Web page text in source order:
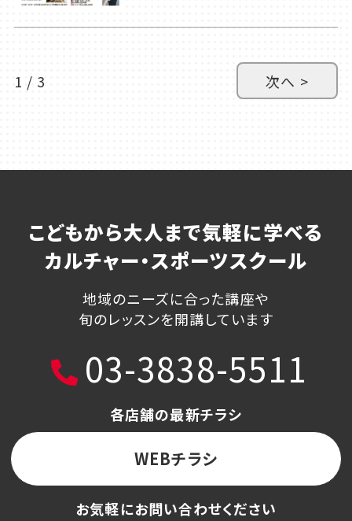
1 / 3 次へ >
こどもから大人まで気軽に学べる
カルチャー・スポーツスクール
地域のニーズに合った講座や
旬のレッスンを開講しています
03-3838-5511
各店舗の最新チラシ
WEBチラシ
お気軽にお問い合わせください